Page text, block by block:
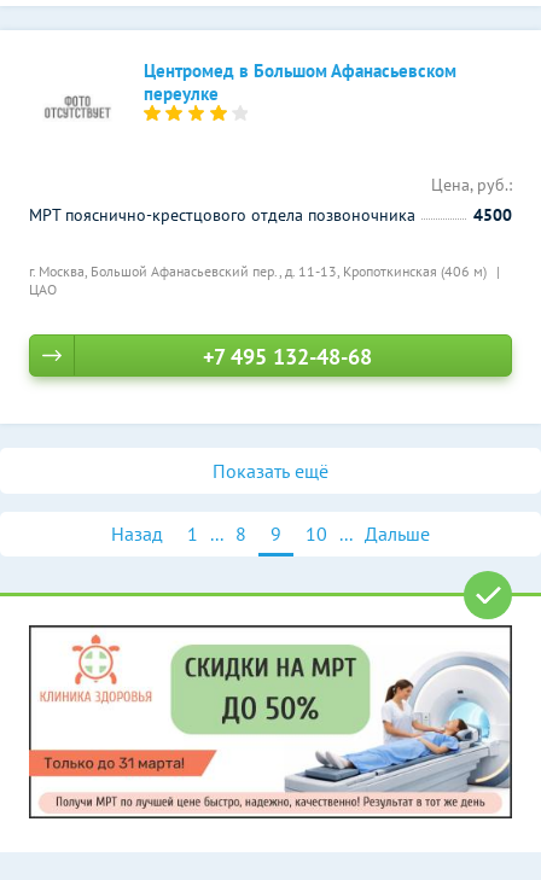
Центромед в Большом Афанасьевском
переулке
г. Москва, Большой Афанасьевский пер., д. 11-13, Кропоткинская (406 м)
ЦАО
Цена, руб.:
МРТ пояснично-крестцового отдела позвоночника
4500
+7 495 132-48-68
Показать ещё
Назад 1 ... 8 9 10 ... Дальше